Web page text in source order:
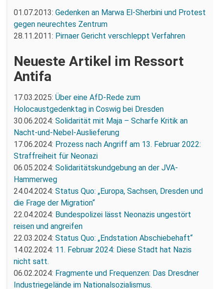
01.07.2013: Gedenken an Marwa El-Sherbini und Protest
gegen neurechtes Zentrum
28.11.2011: Pirnaer Gericht verschleppt Verfahren
Neueste Artikel im Ressort
Antifa
17.03.2025: Über eine AfD-Rede zum
Holocaustgedenktag in Coswig bei Dresden
30.06.2024: Solidarität mit Maja – Scharfe Kritik an
Nacht-und-Nebel-Auslieferung
17.06.2024: Prozess nach Angriff am 13. Februar 2022:
Straffreiheit für Neonazi
06.05.2024: Solidaritätskundgebung an der JVA-
Hammerweg
24.04.2024: Status Quo: „Europa, Sachsen, Dresden und
die Frage der Migration“
22.04.2024: Bundespolizei lässt Neonazis ungestört
reisen und angreifen
22.03.2024: Status Quo: „Endstation Abschiebehaft“
14.02.2024: 11. Februar 2024: Diese Stadt hat Nazis
nicht satt.
06.02.2024: Fragmente und Frequenzen: Das Dresdner
Industriegelände im Nationalsozialismus.